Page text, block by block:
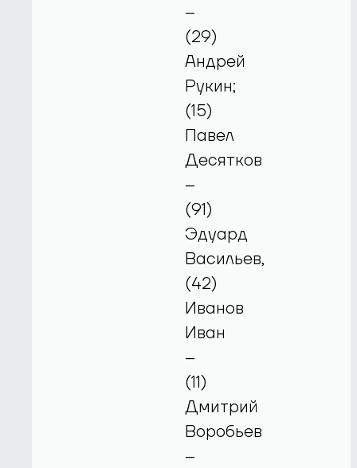
–
(29)
Андрей
Рукин;
(15)
Павел
Десятков
–
(91)
Эдуард
Васильев,
(42)
Иванов
Иван
–
(11)
Дмитрий
Воробьев
–